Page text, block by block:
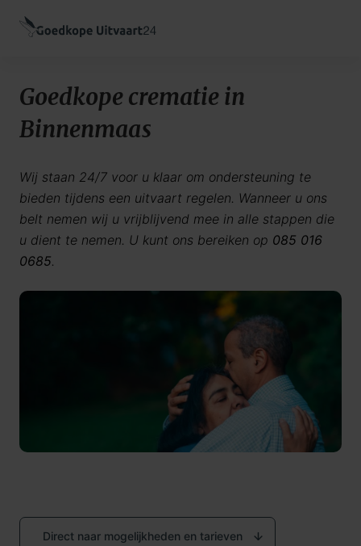
Goedkope crematie in
Binnenmaas
Wij staan 24/7 voor u klaar om ondersteuning te
bieden tijdens een uitvaart regelen. Wanneer u ons
belt nemen wij u vrijblijvend mee in alle stappen die
u dient te nemen. U kunt ons bereiken op 085 016
0685.
Direct naar mogelijkheden en tarieven